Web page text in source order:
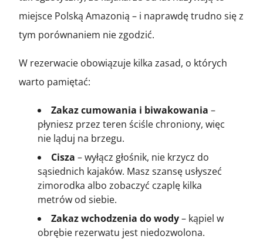
miejsce Polską Amazonią – i naprawdę trudno się z
tym porównaniem nie zgodzić.
W rezerwacie obowiązuje kilka zasad, o których
warto pamiętać:
Zakaz cumowania i biwakowania –
płyniesz przez teren ściśle chroniony, więc
nie ląduj na brzegu.
Cisza – wyłącz głośnik, nie krzycz do
sąsiednich kajaków. Masz szansę usłyszeć
zimorodka albo zobaczyć czaplę kilka
metrów od siebie.
Zakaz wchodzenia do wody– kąpiel w
obrębie rezerwatu jest niedozwolona.